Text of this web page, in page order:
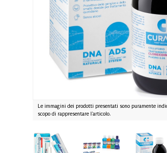
Le immagini dei prodotti presentati sono puramente
scopo di rappresentare l'articolo.